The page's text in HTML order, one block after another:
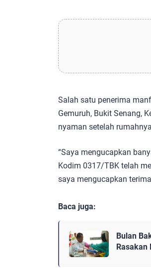
Salah satu penerima
Gemuruh, Bukit Senang,
nyaman setelah
“Saya mengucapkan
Kodim 0317/TBK telah
saya mengucapkan
Baca juga:
Bulan
Rasakan